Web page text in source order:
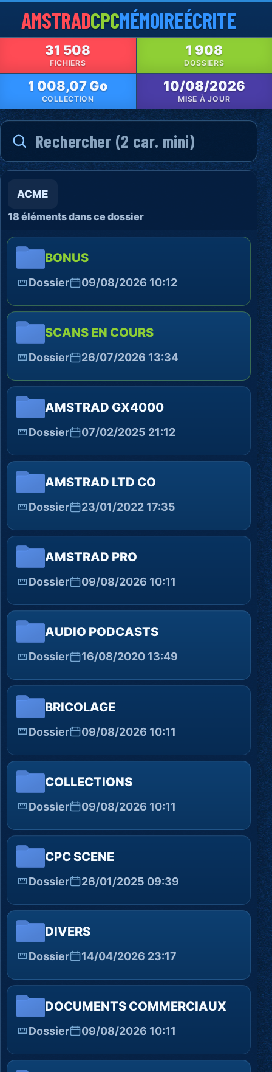
AMSTRADCPCMÉMOIREÉCRITE
31 508
FICHIERS
1 908
DOSSIERS
1 008,07 Go
COLLECTION
10/08/2026
MISE À JOUR
ACME
18 éléments dans ce dossier
BONUS
Dossier 09/08/2026 10:12
SCANS EN COURS
Dossier 26/07/2026 13:34
AMSTRAD GX4000
Dossier 07/02/2025 21:12
AMSTRAD LTD CO
Dossier 23/01/2022 17:35
AMSTRAD PRO
Dossier 09/08/2026 10:11
AUDIO PODCASTS
Dossier 16/08/2020 13:49
BRICOLAGE
Dossier 09/08/2026 10:11
COLLECTIONS
Dossier 09/08/2026 10:11
CPC SCENE
Dossier 26/01/2025 09:39
DIVERS
Dossier 14/04/2026 23:17
DOCUMENTS COMMERCIAUX
Dossier 09/08/2026 10:11